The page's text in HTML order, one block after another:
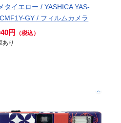
タイエロー / YASHICA YAS-
GY / フィルムカメラ
円
（税込）
あり